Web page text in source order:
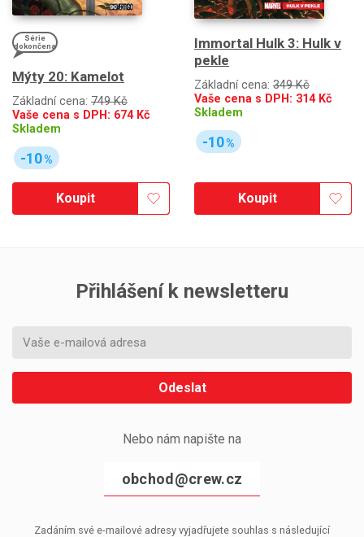
Série
dokončena
Mýty 20: Kamelot
Základní cena: 749 Kč
Vaše cena s DPH: 674Kč
Skladem
-10%
Koupit
Immortal Hulk 3: Hulk v
pekle
Základní cena: 349 Kč
Vaše cena s DPH: 314Kč
Skladem
-10%
Koupit
Přihlášení k newsletteru
Odeslat
Nebo nám napište na
obchod@crew.cz
Zadáním své e-mailové adresy vyjadřujete souhlas s následující